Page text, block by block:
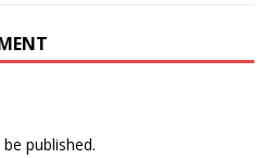
published.